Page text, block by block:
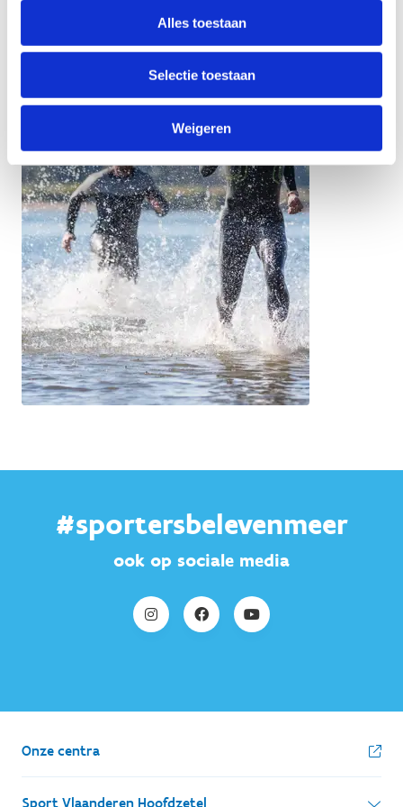
Alles toestaan
Selectie toestaan
Weigeren
#sportersbelevenmeer
ook op sociale media
Onze centra
Sport Vlaanderen Hoofdzetel